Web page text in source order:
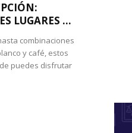
LUGARES ...
combinaciones
y café, estos
puedes disfrutar